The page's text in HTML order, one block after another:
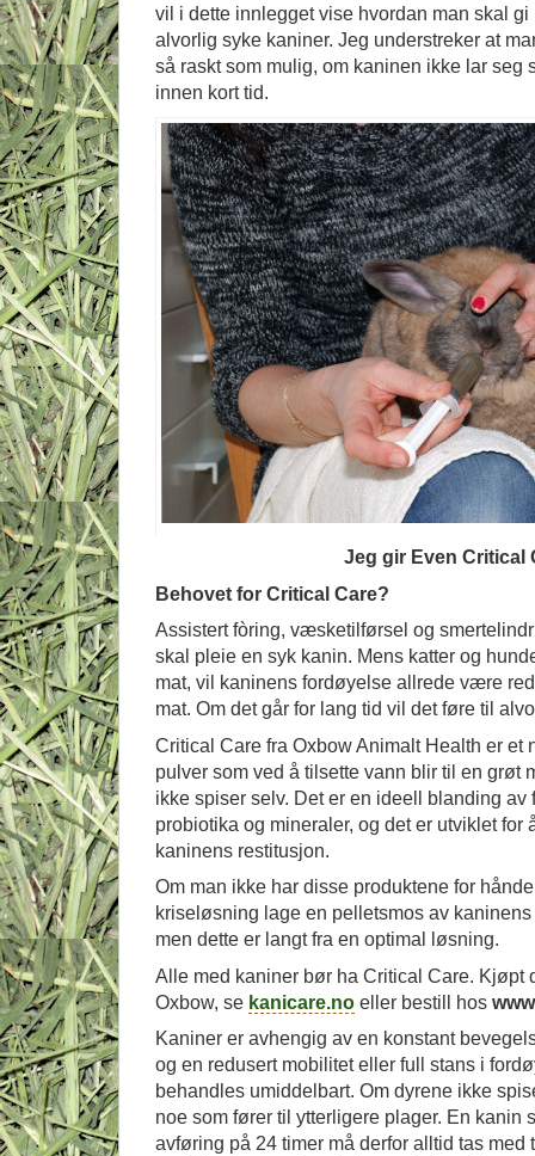
vil i dette innlegget vise hvordan man skal
alvorlig syke kaniner. Jeg understreker at
så raskt som mulig, om kaninen ikke lar seg
innen kort tid.
Jeg gir Even Critical
Behovet for Critical Care?
Assistert fòring, væsketilførsel og
skal pleie en syk kanin. Mens katter og
mat, vil kaninens fordøyelse allrede være
mat. Om det går for lang tid vil det føre til
Critical Care fra Oxbow Animalt Health er
pulver som ved å tilsette vann blir til en grøt
ikke spiser selv. Det er en ideell blanding av
probiotika og mineraler, og det er utviklet for
kaninens restitusjon.
Om man ikke har disse produktene for
kriseløsning lage en pelletsmos av
men dette er langt fra en optimal løsning.
Alle med kaniner bør ha Critical Care. Kjøpt
Oxbow, se kanicare.no eller bestill hos
Kaniner er avhengig av en konstant
og en redusert mobilitet eller full stans i
behandles umiddelbart. Om dyrene ikke
noe som fører til ytterligere plager. En kanin
avføring på 24 timer må derfor alltid tas